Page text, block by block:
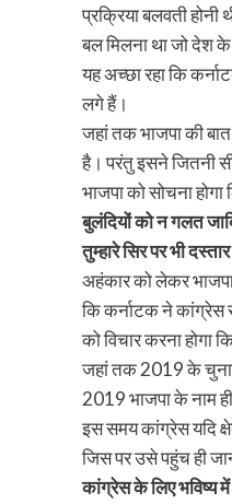
प्रक्रिया बलवती
बल मिलना था जो देश
यह अच्छा रहा कि
लगे हैं।
जहां तक भाजपा की
है। परंतु इसने जितनी
भाजपा को सोचना होगा
बुलंदियों को न गलत
तुम्हारे सिर पर भी
अहंकार को लेकर भाजपा
कि कर्नाटक ने कांग्रेस
को विचार करना
जहां तक 2019 के
2019 भाजपा के नाम
इस समय कांग्रेस यदि
जिस पर उसे पहुंच ही
कांग्रेस के लिए भविष्य